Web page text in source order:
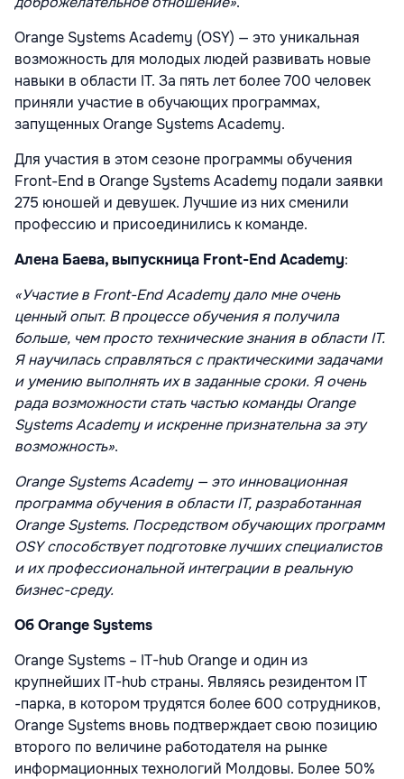
Orange Systems Academy (OSY) — это уникальная
возможность для молодых людей развивать новые
навыки в области IT. За пять лет более 700 человек
приняли участие в обучающих программах,
запущенных Orange Systems Academy.
Для участия в этом сезоне программы обучения
Front-End в Orange Systems Academy подали заявки
275 юношей и девушек. Лучшие из них сменили
профессию и присоединились к команде.
Алена Баева, выпускница Front-End Academy:
«Участие в Front-End Academy дало мне очень
ценный опыт. В процессе обучения я получила
больше, чем просто технические знания в области IT.
Я научилась справляться с практическими задачами
и умению выполнять их в заданные сроки. Я очень
рада возможности стать частью команды Orange
Systems Academy и искренне признательна за эту
возможность».
Orange Systems Academy — это инновационная
программа обучения в области IТ, разработанная
Orange Systems. Посредством обучающих программ
OSY способствует подготовке лучших специалистов
и их профессиональной интеграции в реальную
бизнес-среду.
Об Orange Systems
Orange Systems – IT-hub Orange и один из
крупнейших IT-hub страны. Являясь резидентом IT
-парка, в котором трудятся более 600 сотрудников,
Orange Systems вновь подтверждает свою позицию
второго по величине работодателя на рынке
информационных технологий Молдовы. Более 50%